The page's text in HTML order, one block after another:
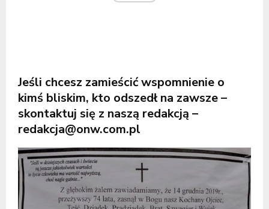
Jeśli chcesz zamieścić wspomnienie o
kimś bliskim, kto odszedł na zawsze –
skontaktuj się z naszą redakcją –
redakcja@onw.com.pl